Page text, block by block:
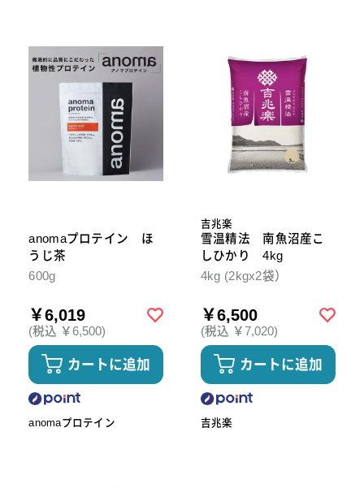
anomaプロテイン ほ
うじ茶
600g
￥6,019
(税込 ￥6,500)
カートに追加
anomaプロテイン
吉兆楽
雪温精法 南魚沼産こ
しひかり 4kg
4kg (2kgx2袋）
￥6,500
(税込 ￥7,020)
カートに追加
吉兆楽